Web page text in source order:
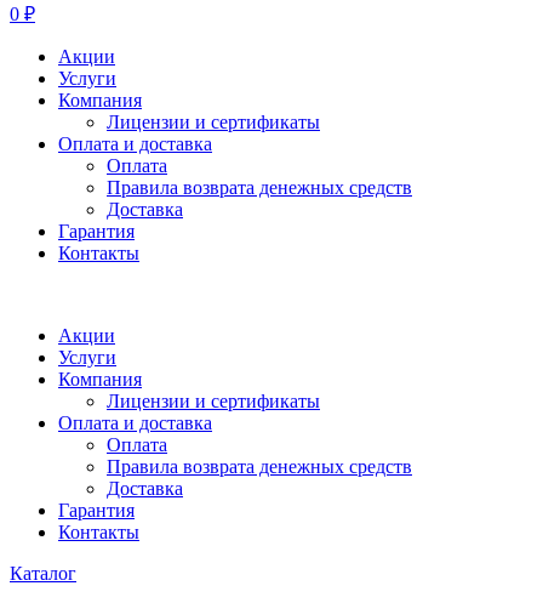
0 ₽
Акции
Услуги
Компания
Лицензии и сертификаты
Оплата и доставка
Оплата
Правила возврата денежных средств
Доставка
Гарантия
Контакты
Акции
Услуги
Компания
Лицензии и сертификаты
Оплата и доставка
Оплата
Правила возврата денежных средств
Доставка
Гарантия
Контакты
Каталог